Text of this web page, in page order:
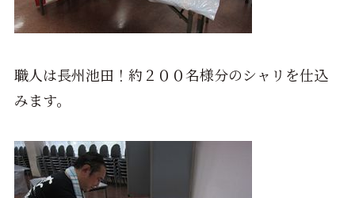
職人は長州池田！約２００名様分のシャリを仕込
みます。